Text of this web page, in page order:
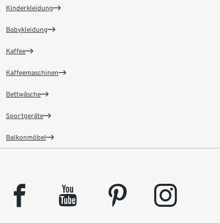
Kinderkleidung
Babykleidung
Kaffee
Kaffeemaschinen
Bettwäsche
Sportgeräte
Balkonmöbel
facebook youtube pinterest instagram